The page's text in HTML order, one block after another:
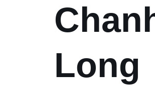
Long